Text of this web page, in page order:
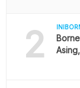
2